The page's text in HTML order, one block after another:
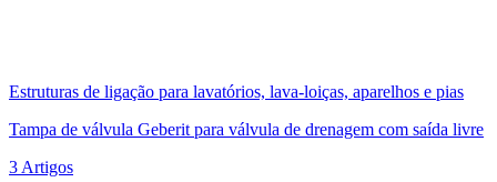
Estruturas de ligação para lavatórios, lava-loiças, aparelhos e pias
Tampa de válvula Geberit para válvula de drenagem com saída livre
3 Artigos